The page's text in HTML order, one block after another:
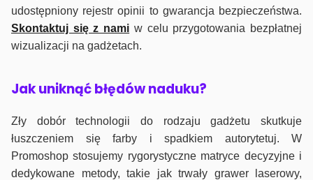
udostępniony rejestr opinii to gwarancja bezpieczeństwa.
Skontaktuj się z nami w celu przygotowania bezpłatnej
wizualizacji na gadżetach.
Jak uniknąć błędów naduku?
Zły dobór technologii do rodzaju gadżetu skutkuje
łuszczeniem się farby i spadkiem autorytetuj. W
Promoshop stosujemy rygorystyczne matryce decyzyjne i
dedykowane metody, takie jak trwały grawer laserowy,